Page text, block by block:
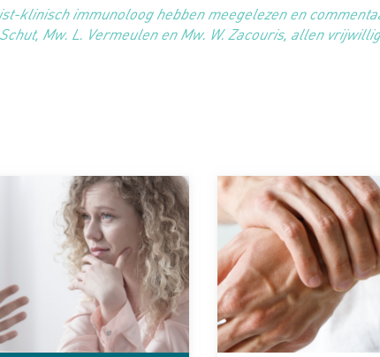
klinisch immunoloog hebben meegelezen en
Mw. L. Vermeulen en Mw. W. Zacouris, allen